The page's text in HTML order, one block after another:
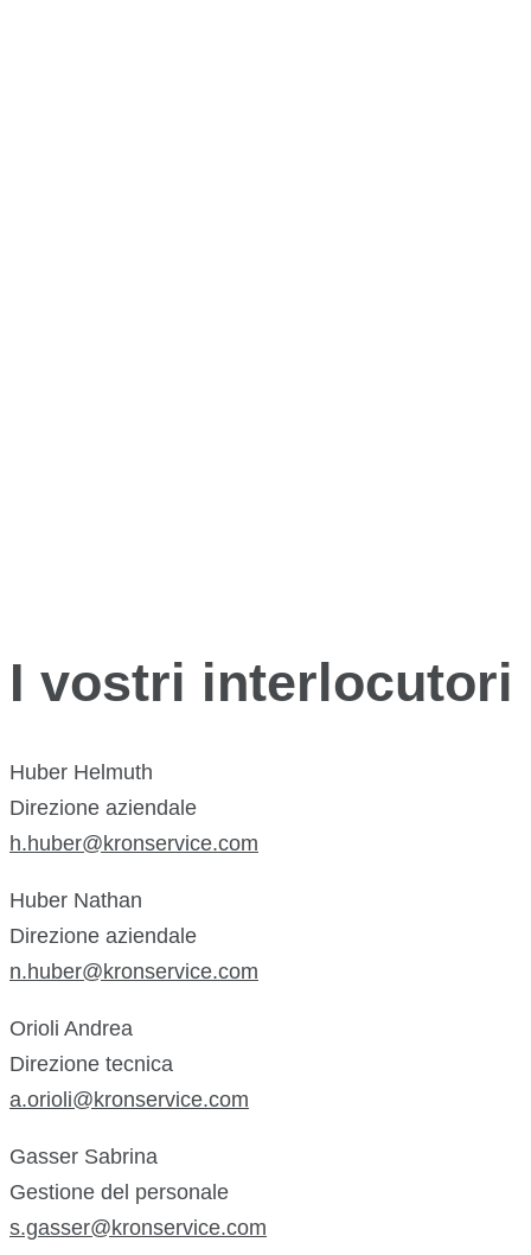
I vostri interlocutori
Huber Helmuth
Direzione aziendale
h.huber@kronservice.com
Huber Nathan
Direzione aziendale
n.huber@kronservice.com
Orioli Andrea
Direzione tecnica
a.orioli@kronservice.com
Gasser Sabrina
Gestione del personale
s.gasser@kronservice.com